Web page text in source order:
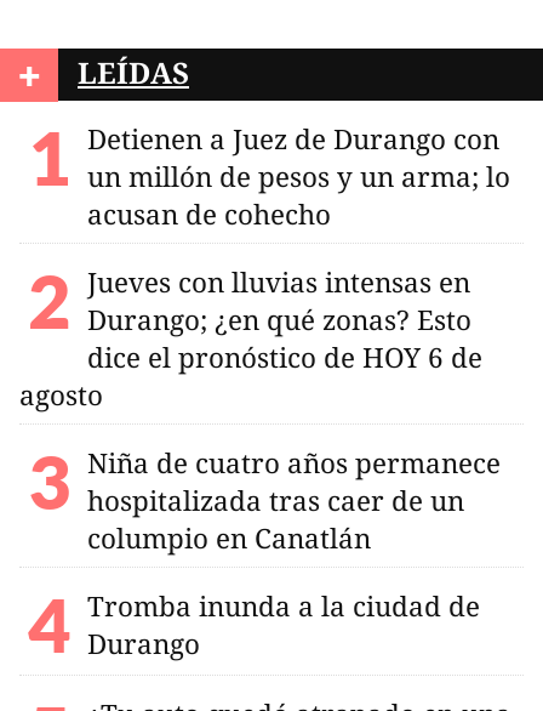
+ LEÍDAS
Detienen a Juez de Durango con
un millón de pesos y un arma; lo
acusan de cohecho
Jueves con lluvias intensas en
Durango; ¿en qué zonas? Esto
dice el pronóstico de HOY 6 de
agosto
Niña de cuatro años permanece
hospitalizada tras caer de un
columpio en Canatlán
Tromba inunda a la ciudad de
Durango